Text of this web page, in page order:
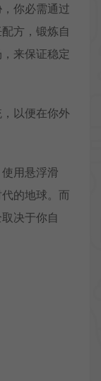
你必需通过
方，锻炼自
来保证稳定
以便在你外
用悬浮滑
的地球。而
决于你自